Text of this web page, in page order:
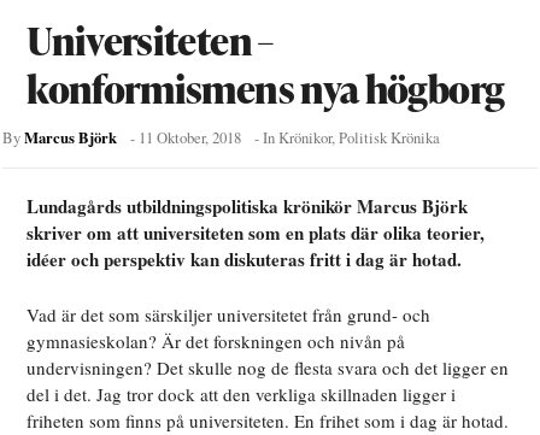
Universiteten –
konformismens nya högborg
ByMarcus Björk - 11 Oktober, 2018 - In Krönikor,Politisk Krönika
Lundagårds utbildningspolitiska krönikör Marcus Björk
skriver om att universiteten som en plats där olika teorier,
idéer och perspektiv kan diskuteras fritt i dag är hotad.
Vad är det som särskiljer universitetet från grund- och
gymnasieskolan? Är det forskningen och nivån på
undervisningen? Det skulle nog de flesta svara och det ligger en
del i det. Jag tror dock att den verkliga skillnaden ligger i
friheten som finns på universiteten. En frihet som i dag är hotad.